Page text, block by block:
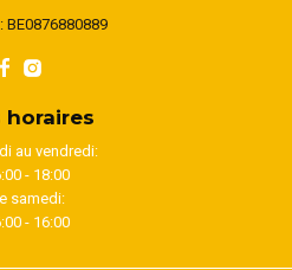
BE0876880889
horaires
au vendredi:
- 18:00
samedi:
- 16:00